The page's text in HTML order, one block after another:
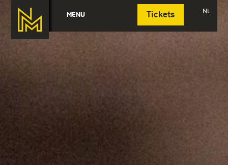
MENU Tickets NL
Deutsch